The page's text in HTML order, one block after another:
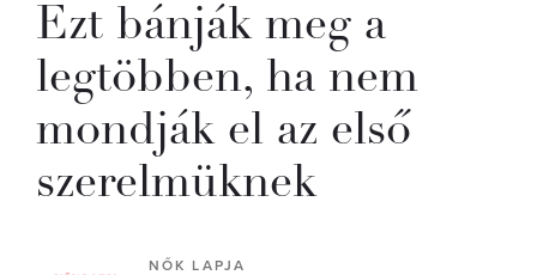
Ezt bánják meg a
legtöbben, ha nem
mondják el az első
szerelmüknek
NŐK LAPJA